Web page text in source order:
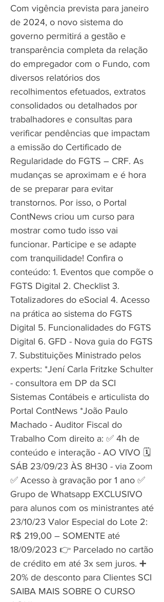
Com vigência prevista para janeiro
de 2024, o novo sistema do
governo permitirá a gestão e
transparência completa da relação
do empregador com o Fundo, com
diversos relatórios dos
recolhimentos efetuados, extratos
consolidados ou detalhados por
trabalhadores e consultas para
verificar pendências que impactam
a emissão do Certificado de
Regularidade do FGTS – CRF. As
mudanças se aproximam e é hora
de se preparar para evitar
transtornos. Por isso, o Portal
ContNews criou um curso para
mostrar como tudo isso vai
funcionar. Participe e se adapte
com tranquilidade! Confira o
conteúdo: 1. Eventos que compõe o
FGTS Digital 2. Checklist 3.
Totalizadores do eSocial 4. Acesso
na prática ao sistema do FGTS
Digital 5. Funcionalidades do FGTS
Digital 6. GFD - Nova guia do FGTS
7. Substituições Ministrado pelos
experts: *Jení Carla Fritzke Schulter
- consultora em DP da SCI
Sistemas Contábeis e articulista do
Portal ContNews *João Paulo
Machado - Auditor Fiscal do
Trabalho Com direito a: ✅ 4h de
conteúdo e interação - AO VIVO 🗓️
SÁB 23/09/23 ÀS 8H30 - via Zoom
✅ Acesso à gravação por 1 ano ✅
Grupo de Whatsapp EXCLUSIVO
para alunos com os ministrantes até
23/10/23 Valor Especial do Lote 2:
R$ 219,00 – SOMENTE até
18/09/2023 👉 Parcelado no cartão
de crédito em até 3x sem juros. ➕
20% de desconto para Clientes SCI
SAIBA MAIS SOBRE O CURSO